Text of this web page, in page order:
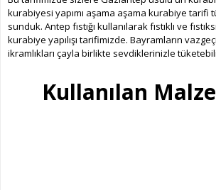
kurabiyesi yapımı aşama aşama kurabiye tarifi
sunduk. Antep fıstığı kullanılarak fıstıklı ve
kurabiye yapılışı tarifimizde. Bayramların
ikramlıkları çayla birlikte sevdiklerinizle
Kullanılan